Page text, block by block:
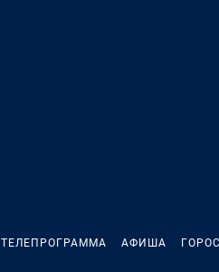
ТЕЛЕПРОГРАММА АФИША